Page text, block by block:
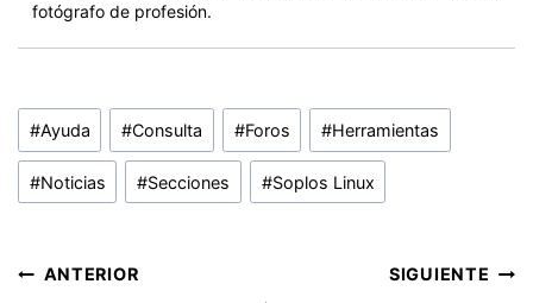
fotógrafo de profesión.
Etiquetas
de
la
#Ayuda #Consulta #Foros #Herramientas
#Noticias #Secciones #Soplos Linux
Navegación
ANTERIOR SIGUIENTE